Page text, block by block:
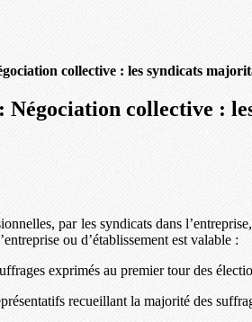
collective : les syndicats
collective :
par les syndicats dans
ou d’établissement est valable :
exprimés au premier tour des
recueillant la majorité des